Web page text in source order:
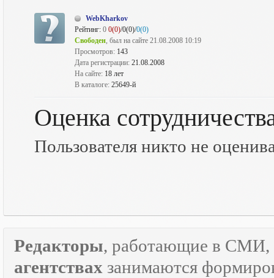
WebKharkov
Рейтинг: 0 0(0)/0(0)/0(0)
Свободен, был на сайте 21.08.2008 10:19
Просмотров: 143
Дата регистрации: 21.08.2008
На сайте: 18 лет
В каталоге: 25649-й
Оценка
Пользователя никто не
Редакторы, работающие в СМИ,
агентствах занимаются